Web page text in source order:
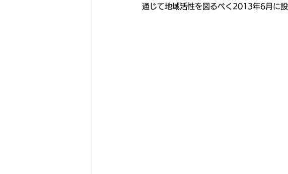
通じて地域活性を図るべく2013年6月に